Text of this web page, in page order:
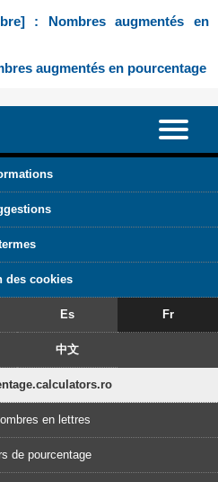
: Nombres augmentés en
augmentés en pourcentage
des cookies
Es Fr
中文
en lettres
de pourcentage